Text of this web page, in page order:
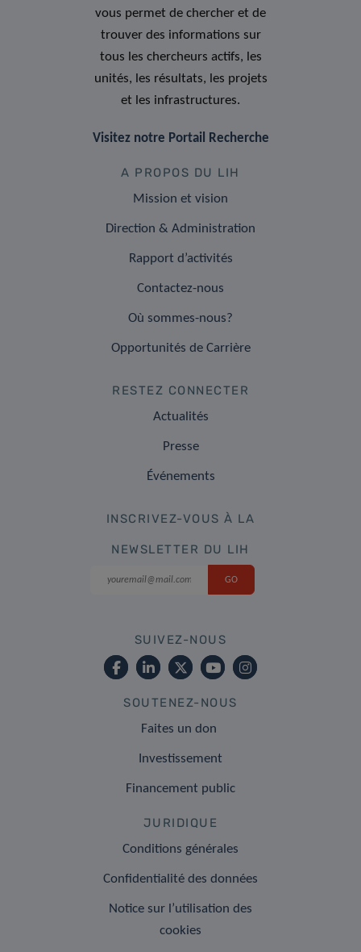
vous permet de chercher et de
trouver des informations sur
tous les chercheurs actifs, les
unités, les résultats, les projets
et les infrastructures.
Visitez notre Portail Recherche
A PROPOS DU LIH
Mission et vision
Direction & Administration
Rapport d’activités
Contactez-nous
Où sommes-nous?
Opportunités de Carrière
RESTEZ CONNECTER
Actualités
Presse
Événements
INSCRIVEZ-VOUS À LA
NEWSLETTER DU LIH
SUIVEZ-NOUS
SOUTENEZ-NOUS
Faites un don
Investissement
Financement public
JURIDIQUE
Conditions générales
Confidentialité des données
Notice sur l’utilisation des
cookies